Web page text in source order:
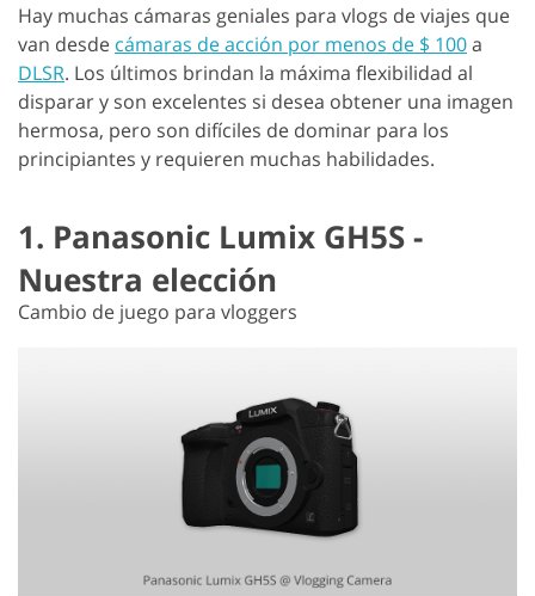
Hay muchas cámaras geniales para vlogs de viajes que
van desde cámaras de acción por menos de $ 100a
DLSR. Los últimos brindan la máxima flexibilidad al
disparar y son excelentes si desea obtener una imagen
hermosa, pero son difíciles de dominar para los
principiantes y requieren muchas habilidades.
1. Panasonic Lumix GH5S -
Nuestra elección
Cambio de juego para vloggers